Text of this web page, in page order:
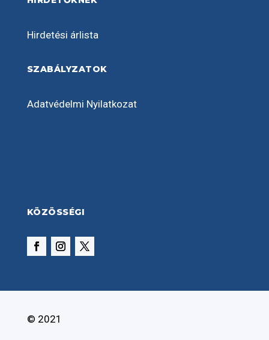
Hirdetési árlista
SZABÁLYZATOK
Adatvédelmi Nyilatkozat
KÖZÖSSÉGI
© 2021